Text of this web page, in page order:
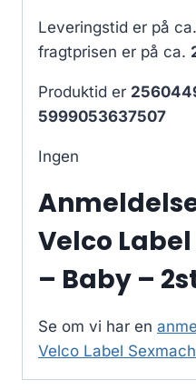
Leveringstid er på ca.
fragtprisen er på ca.
Produktid er
5999053637507
Ingen
Velco
– Baby –
Se om vi har en
Velco Label